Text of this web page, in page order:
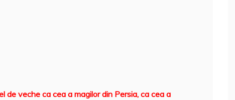
de veche ca cea a magilor din Persia, ca cea a